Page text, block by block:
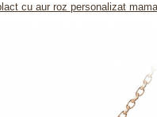
cu aur roz personalizat